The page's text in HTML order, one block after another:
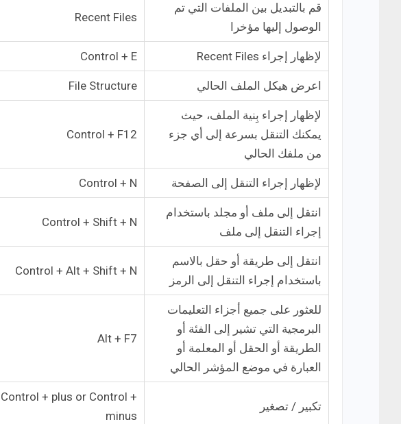
قم بالتبديل بين الملفات التي تم
الوصول إليها مؤخرا
Recent Files
لإظهار إجراء Recent Files Control + E
اعرض هيكل الملف الحالي File Structure
لإظهار إجراء بِنية الملف، حيث
يمكنك التنقل بسرعة إلى أي جزء
من ملفك الحالي
Control + F12
لإظهار إجراء التنقل إلى الصفحة Control + N
انتقل إلى ملف أو مجلد باستخدام
إجراء التنقل إلى ملف
Control + Shift + N
انتقل إلى طريقة أو حقل بالاسم
باستخدام إجراء التنقل إلى الرمز
Control + Alt + Shift + N
للعثور على جميع أجزاء التعليمات
البرمجية التي تشير إلى الفئة أو
الطريقة أو الحقل أو المعلمة أو
العبارة في موضع المؤشر الحالي
Alt + F7
تكبير / تصغير
Control + plus or Control +
minus